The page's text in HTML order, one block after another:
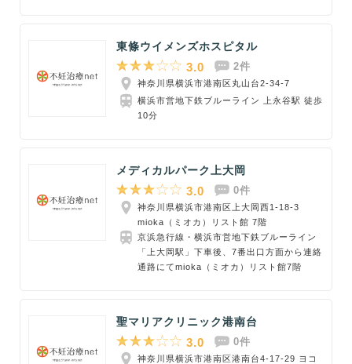
東條ウイメンズホスピタル
3.0 2件
神奈川県横浜市港南区丸山台2-34-7
横浜市営地下鉄ブルーライン 上永谷駅 徒歩
10分
メディカルパーク上大岡
3.0 0件
神奈川県横浜市港南区上大岡西1-18-3
mioka（ミオカ）リスト館 7階
京浜急行線・横浜市営地下鉄ブルーライン
「上大岡駅」下車後、7番出口方面から連絡
通路にてmioka（ミオカ）リスト館7階
聖マリアクリニック港南台
3.0 0件
神奈川県横浜市港南区港南台4-17-29 ヨコ